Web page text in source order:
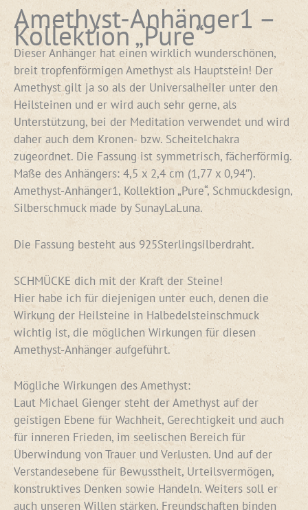
Amethyst-Anhänger1 –
Kollektion „Pure“
Dieser Anhänger hat einen wirklich wunderschönen,
breit tropfenförmigen Amethyst als Hauptstein! Der
Amethyst gilt ja so als der Universalheiler unter den
Heilsteinen und er wird auch sehr gerne, als
Unterstützung, bei der Meditation verwendet und wird
daher auch dem Kronen- bzw. Scheitelchakra
zugeordnet. Die Fassung ist symmetrisch, fächerförmig.
Maße des Anhängers: 4,5 x 2,4 cm (1,77 x 0,94″).
Amethyst-Anhänger1, Kollektion „Pure“, Schmuckdesign,
Silberschmuck made by SunayLaLuna.
Die Fassung besteht aus 925Sterlingsilberdraht.
SCHMÜCKE dich mit der Kraft der Steine!
Hier habe ich für diejenigen unter euch, denen die
Wirkung der Heilsteine in Halbedelsteinschmuck
wichtig ist, die möglichen Wirkungen für diesen
Amethyst-Anhänger aufgeführt.
Mögliche Wirkungen des Amethyst:
Laut Michael Gienger steht der Amethyst auf der
geistigen Ebene für Wachheit, Gerechtigkeit und auch
für inneren Frieden, im seelischen Bereich für
Überwindung von Trauer und Verlusten. Und auf der
Verstandesebene für Bewusstheit, Urteilsvermögen,
konstruktives Denken sowie Handeln. Weiters soll er
auch unseren Willen stärken, Freundschaften binden